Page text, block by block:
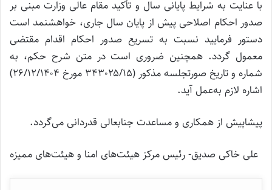
با عنایت به شرایط پایانی سال و تأکید مقام عالی وزارت مبنی بر
صدور احکام اصلاحی پیش از پایان سال جاری، خواهشنمد است
دستور فرمایید نسبت به تسریع صدور احکام اقدام مقتضی
معمول گردد. همچنین ضروری است در متن شرح حکم، به
شماره و تاریخ صورتجلسه مذکور (۳۴۳۰۲۵/۱۵ مورخ ۲۶/۱۲/۱۴۰۴)
اشاره لازم به‌عمل آید.
پیشاپیش از همکاری و مساعدت جنابعالی قدردانی می‌گردد.
علی خاکی صدیق- رئیس مرکز هیئت‌های امنا و هیئت‌های ممیزه